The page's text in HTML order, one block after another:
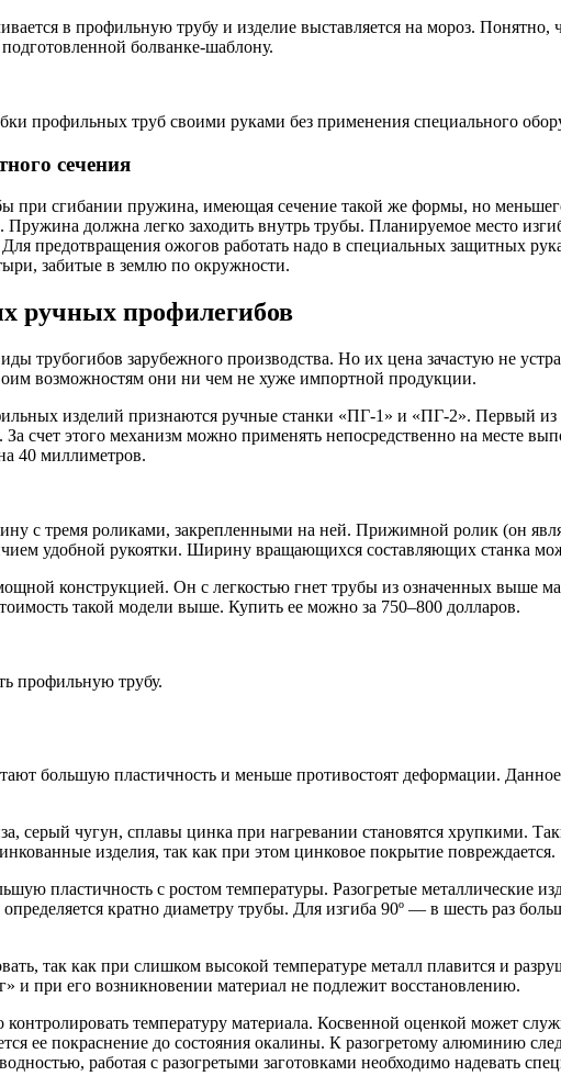
в профильную трубу и изделие выставляется на мороз.
болванке-шаблону.
профильных труб своими руками без применения специального
сечения
при сгибании пружина, имеющая сечение такой же формы, но
должна легко заходить внутрь трубы. Планируемое место
предотвращения ожогов работать надо в специальных защитных
забитые в землю по окружности.
ручных профилегибов
трубогибов зарубежного производства. Но их цена зачастую не
возможностям они ни чем не хуже импортной продукции.
изделий признаются ручные станки «ПГ-1» и «ПГ-2». Первый из
счет этого механизм можно применять непосредственно на месте
40 миллиметров.
с тремя роликами, закрепленными на ней. Прижимной ролик (он
удобной рукоятки. Ширину вращающихся составляющих станка
конструкцией. Он с легкостью гнет трубы из означенных выше
такой модели выше. Купить ее можно за 750–800 долларов.
профильную трубу.
большую пластичность и меньше противостоят деформации.
серый чугун, сплавы цинка при нагревании становятся хрупкими.
изделия, так как при этом цинковое покрытие повреждается.
пластичность с ростом температуры. Разогретые металлические
кратно диаметру трубы. Для изгиба 90º — в шесть раз
так как при слишком высокой температуре металл плавится и
и при его возникновении материал не подлежит восстановлению.
температуру материала. Косвенной оценкой может
ее покраснение до состояния окалины. К разогретому алюминию
работая с разогретыми заготовками необходимо надевать